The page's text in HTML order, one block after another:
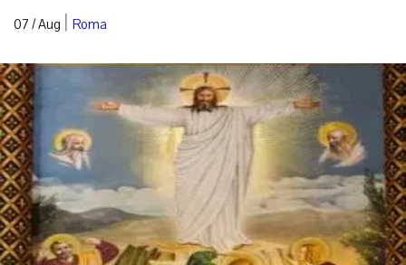
07 / Aug | Roma